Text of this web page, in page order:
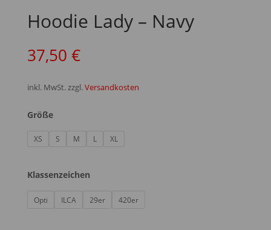
Hoodie Lady – Navy
37,50 €
inkl. MwSt.zzgl.Versandkosten
Größe
XS S M L XL
Klassenzeichen
Opti ILCA 29er 420er